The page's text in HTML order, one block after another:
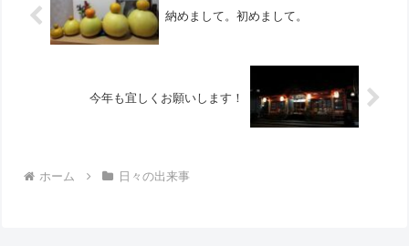
納めまして。初めまして。
今年も宜しくお願いします！
ホーム 日々の出来事